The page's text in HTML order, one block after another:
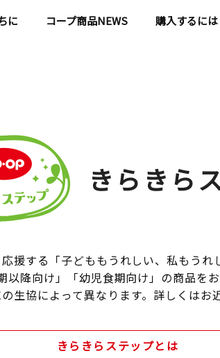
に コープ商品NEWS 購入するには
きらきら
援する「子どももうれしい、私もうれ
以降向け」「幼児食期向け」の商品をお
生協によって異なります。詳しくはお
きらきらステップとは